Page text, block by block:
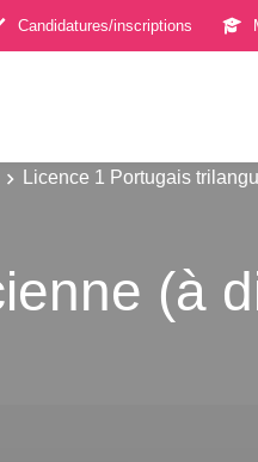
Candidatures/inscriptions
Licence 1 Portugais
(à